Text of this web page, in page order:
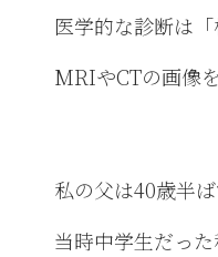
医学的な診断は
MRIやCTの画像
私の父は40歳半
当時中学生だっ